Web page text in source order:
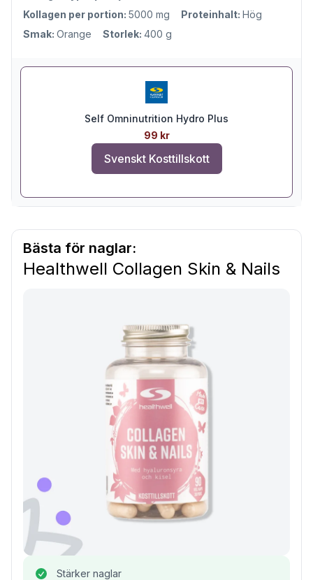
Kollagen per portion: 5000 mg Proteinhalt: Hög
Smak: Orange Storlek: 400 g
Self Omninutrition Hydro Plus
99 kr
Svenskt Kosttillskott
Bästa för naglar:
Healthwell Collagen Skin & Nails
Stärker naglar